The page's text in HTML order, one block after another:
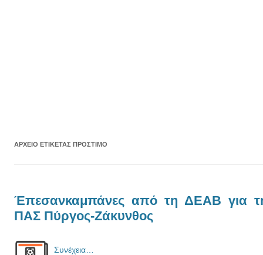
ΑΡΧΕΊΟ ΕΤΙΚΈΤΑΣ ΠΡΌΣΤΙΜΟ
Έπεσανκαμπάνες από τη ΔΕΑΒ για
ΠΑΣ Πύργος-Ζάκυνθος
Συνέχεια…